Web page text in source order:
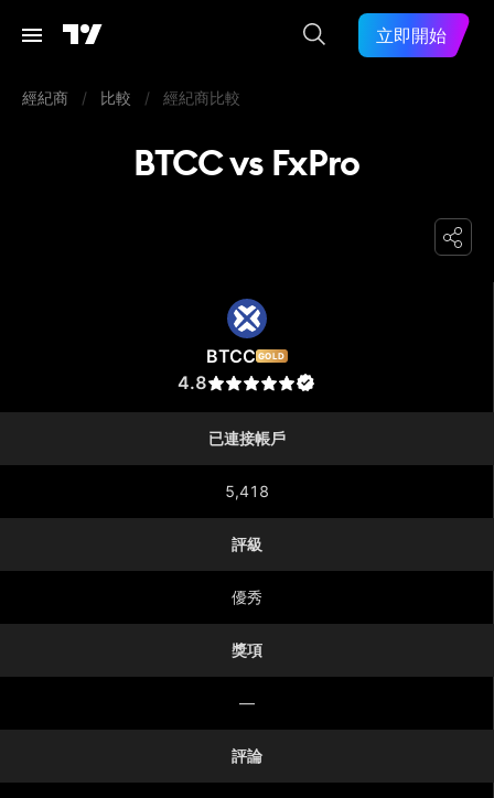
立即開始
經紀商 / 比較 / 經紀商比較
BTCC vs FxPro
BTCC GOLD
4.8
已連接帳戶
5,418
評級
優秀
獎項
—
評論